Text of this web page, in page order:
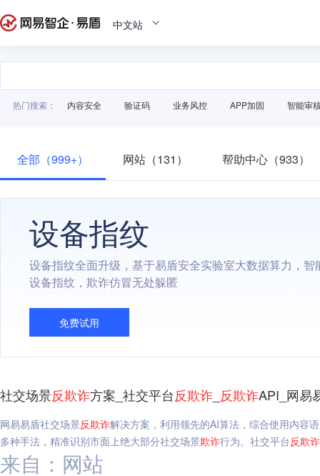
中文站
热门搜索： 内容安全 验证码 业务风控 APP加固 智能审
全部（999+） 网站（131） 帮助中心（933）
设备指纹
设备指纹全面升级，基于易盾安全实验室大数据算力，智
设备指纹，欺诈仿冒无处躲匿
免费试用
社交场景反欺诈方案_社交平台反欺诈 反欺诈API_网易
网易易盾社交场景反欺诈解决方案，利用领先的AI算法，综合使用内容
多种手法，精准识别市面上绝大部分社交场景欺诈行为。社交平台反欺诈
来自：网站